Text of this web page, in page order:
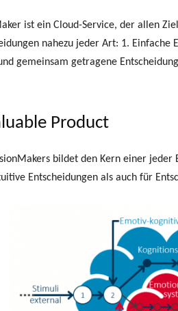
ist ein Cloud-Service, der allen
nahezu jeder Art: 1.
gemeinsam getragene
Product
bildet den Kern einer
Entscheidungen als auch für